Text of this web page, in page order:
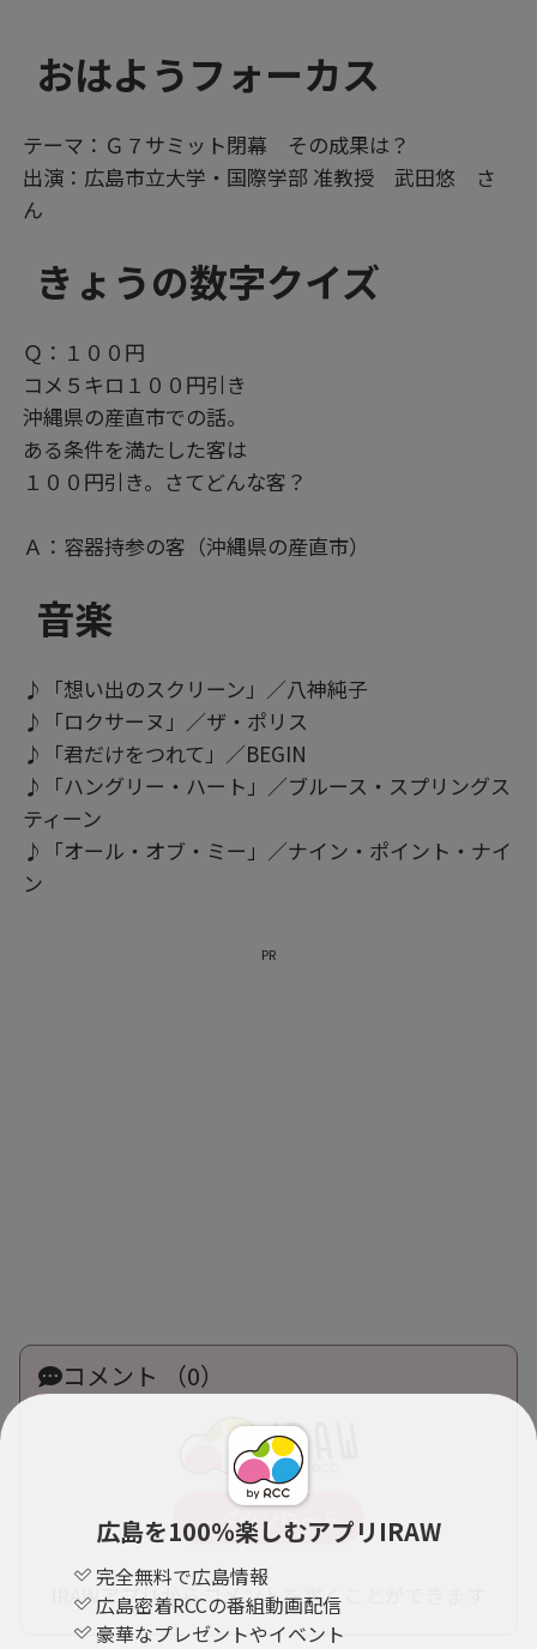
広島を100％楽しむアプリIRAW
完全無料で広島情報
広島密着RCCの番組動画配信
豪華なプレゼントやイベント
おはようフォーカス
テーマ：Ｇ７サミット閉幕 その成果は？
出演：広島市立大学・国際学部 准教授 武田悠 さ
ん
きょうの数字クイズ
Ｑ：１００円
コメ５キロ１００円引き
沖縄県の産直市での話。
ある条件を満たした客は
１００円引き。さてどんな客？
Ａ：容器持参の客（沖縄県の産直市）
音楽
♪「想い出のスクリーン」／八神純子
♪「ロクサーヌ」／ザ・ポリス
♪「君だけをつれて」／BEGIN
♪「ハングリー・ハート」／ブルース・スプリングス
ティーン
♪「オール・オブ・ミー」／ナイン・ポイント・ナイ
ン
PR
コメント （0）
IRAWアプリからコメントを書くことができます